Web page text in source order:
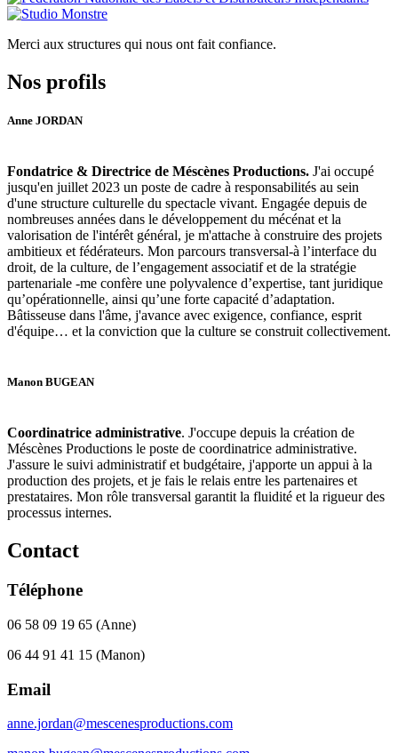
Merci aux structures qui nous ont fait confiance.
Nos profils
Anne JORDAN
Fondatrice & Directrice de Méscènes Productions. J'ai occupé
jusqu'en juillet 2023 un poste de cadre à responsabilités au sein
d'une structure culturelle du spectacle vivant. Engagée depuis de
nombreuses années dans le développement du mécénat et la
valorisation de l'intérêt général, je m'attache à construire des projets
ambitieux et fédérateurs. Mon parcours transversal-à l’interface du
droit, de la culture, de l’engagement associatif et de la stratégie
partenariale -me confère une polyvalence d’expertise, tant juridique
qu’opérationnelle, ainsi qu’une forte capacité d’adaptation.
Bâtisseuse dans l'âme, j'avance avec exigence, confiance, esprit
d'équipe… et la conviction que la culture se construit collectivement.
Manon BUGEAN
Coordinatrice administrative. J'occupe depuis la création de
Méscènes Productions le poste de coordinatrice administrative.
J'assure le suivi administratif et budgétaire, j'apporte un appui à la
production des projets, et je fais le relais entre les partenaires et
prestataires. Mon rôle transversal garantit la fluidité et la rigueur des
processus internes.
Contact
Téléphone
06 58 09 19 65 (Anne)
06 44 91 41 15 (Manon)
Email
anne.jordan@mescenesproductions.com